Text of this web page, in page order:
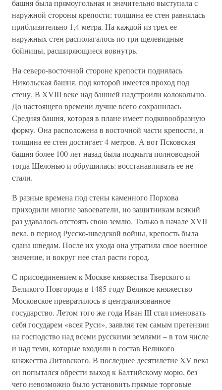
башня была прямоугольная и значительно выступала с
наружной стороны крепости: толщина ее стен равнялась
приблизительно 1,4 метра. На каждой из трех ее
наружных стен располагалось по три щелевидные
бойницы, расширяющиеся вовнутрь.
На северо-восточной стороне крепости поднялась
Никольская башня, под которой имеется проход под
стену. В XVIII веке над башней надстроили колокольню.
До настоящего времени лучше всего сохранилась
Средняя башня, которая в плане имеет подковообразную
форму. Она расположена в восточной части крепости, и
толщина ее стен достигает 4 метров. А вот Псковская
башня более 100 лет назад была подмыта полноводной
тогда Шелонью и обрушилась: восстанавливать ее не
стали.
В разные времена под стены каменного Порхова
приходили многие завоеватели, но защитникам всякий
раз удавалось отстоять свою землю. Только в начале XVII
века, в период Русско-шведской войны, крепость была
сдана шведам. После их ухода она утратила свое военное
значение, и вокруг нее стал расти город.
С присоединением к Москве княжества Тверского и
Великого Новгорода в 1485 году Великое княжество
Московское превратилось в централизованное
государство. Летом того же года Иван III стал именовать
себя государем «всея Руси», заявляя тем самым претензии
на господство над всеми русскими землями – в том числе
и над теми, которые входили в состав Великого
княжества Литовского. В последнее десятилетие XV века
он попытался обрести выход к Балтийскому морю, без
чего невозможно было установить прямые торговые